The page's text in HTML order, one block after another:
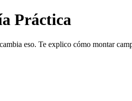
Práctica
eso. Te explico cómo montar